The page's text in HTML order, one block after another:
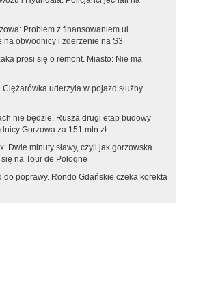
Problem z finansowaniem ul.
na obwodnicy i zderzenie na S3
prosi się o remont. Miasto: Nie ma
uderzyła w pojazd służby
nie będzie. Rusza drugi etap budowy
Gorzowa za 151 mln zł
Dwie minuty sławy, czyli jak gorzowska
się na Tour de Pologne
do poprawy. Rondo Gdańskie czeka korekta